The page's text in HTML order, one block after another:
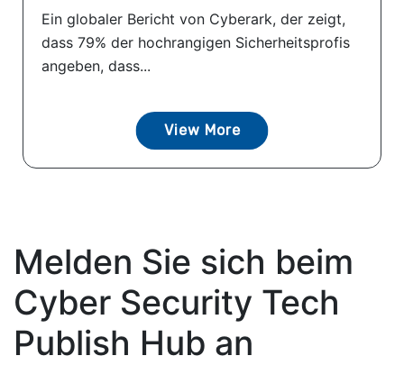
Ein globaler Bericht von Cyberark, der zeigt,
dass 79% der hochrangigen Sicherheitsprofis
angeben, dass...
View More
Melden Sie sich beim
Cyber Security Tech
Publish Hub an